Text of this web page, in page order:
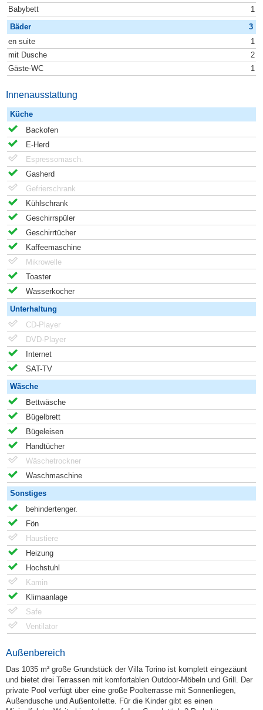
Babybett
1
Bäder
3
en suite
1
mit Dusche
2
Gäste-WC
1
Innenausstattung
Küche
Backofen
E-Herd
Espressomasch.
Gasherd
Gefrierschrank
Kühlschrank
Geschirrspüler
Geschirrtücher
Kaffeemaschine
Mikrowelle
Toaster
Wasserkocher
Unterhaltung
CD-Player
DVD-Player
Internet
SAT-TV
Wäsche
Bettwäsche
Bügelbrett
Bügeleisen
Handtücher
Wäschetrockner
Waschmaschine
Sonstiges
behindertenger.
Fön
Haustiere
Heizung
Hochstuhl
Kamin
Klimaanlage
Safe
Ventilator
Außenbereich
Das 1035 m² große Grundstück der Villa Torino ist komplett eingezäunt
und bietet drei Terrassen mit komfortablen Outdoor-Möbeln und Grill. Der
private Pool verfügt über eine große Poolterrasse mit Sonnenliegen,
Außendusche und Außentoilette. Für die Kinder gibt es einen